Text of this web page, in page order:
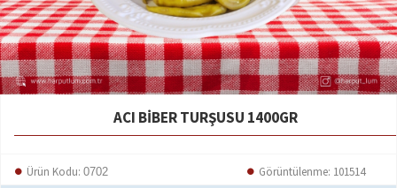
ACI BIBER TURŞUSU 1400GR
Ürün Kodu: 0702 Görüntülenme: 101514